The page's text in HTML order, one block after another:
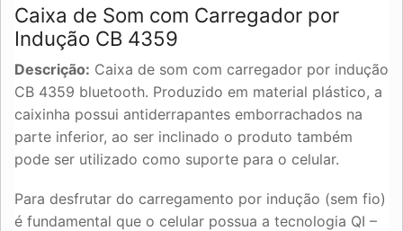
Caixa de Som com Carregador por
Indução CB 4359
Descrição: Caixa de som com carregador por indução
CB 4359 bluetooth. Produzido em material plástico, a
caixinha possui antiderrapantes emborrachados na
parte inferior, ao ser inclinado o produto também
pode ser utilizado como suporte para o celular.
Para desfrutar do carregamento por indução (sem fio)
é fundamental que o celular possua a tecnologia QI –